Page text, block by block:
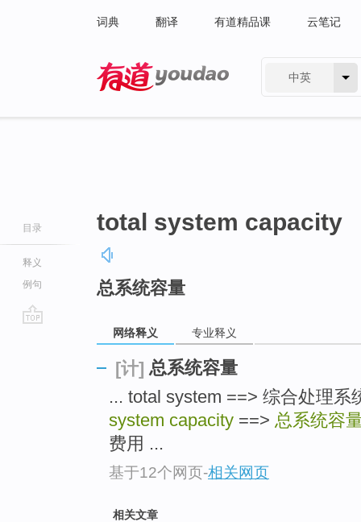
词典 翻译 有道精品课 云笔记
中英
目录
释义
例句
total system capacity
总系统容量
网络释义 专业释义
[计] 总系统容量
... total system ==> 综合处理
system capacity ==> 总系统容
费用 ...
基于12个网页-相关网页
相关文章